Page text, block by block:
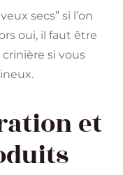
secs” si l’on
oui, il faut être
si vous
et